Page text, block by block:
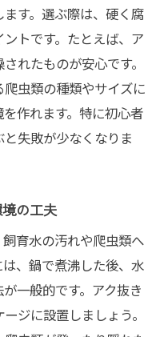
す。選ぶ際は、硬く腐
トです。たとえば、ア
れたものが安心です。
虫類の種類やサイズに
作れます。特に初心者
失敗が少なくなりま
の工夫
育水の汚れや爬虫類へ
、鍋で煮沸した後、水
一般的です。アク抜き
ジに設置しましょう。